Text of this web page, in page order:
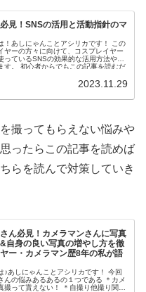
見！SNSの活用と活動指針のマ
あしにゃんことアシリカです！ この
ヤーの方々に向けて、コスプレイヤー
っているSNSの効果的な活用方法や活
記事を読むだ
2023.11.29
撮ってもらえない悩みや
ったらこの記事を読めば
らを読んで対策していき
ん必見！カメラマンさんに写真
自身の良い写真の増やし方を徹
ー・カメラマン歴8年の私が語
あしにゃんことアシリカです！ 今回
んの悩みあるあるの１つである ＊カメ
撮って貰えない！ ＊自撮り他撮り関係